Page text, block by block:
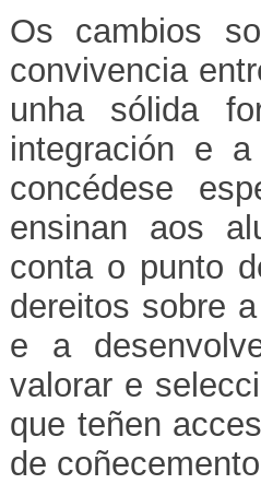
Os cambios
convivencia
unha sólida
integración e
concédese
ensinan aos
conta o punto
dereitos sobre
e a
valorar e
que teñen
de